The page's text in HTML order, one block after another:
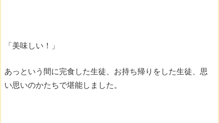
「美味しい！」
あっという間に完食した生徒、お持ち帰りをした生徒、思
い思いのかたちで堪能しました。